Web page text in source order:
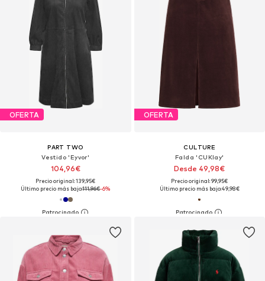
OFERTA
PART TWO
Vestido 'Eyvor'
104,96€
Precio original: 139,95€
Último precio más bajo:111,96€-6%
OFERTA
CULTURE
Falda 'CUKlay'
Desde 49,98€
Precio original: 99,95€
Último precio más bajo:49,98€